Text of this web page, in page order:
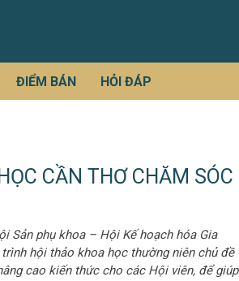
ĐIỂM BÁN HỎI ĐÁP
CẦN THƠ CHĂM SÓC
Sản phụ khoa – Hội Kế hoạch hóa Gia
hội thảo khoa học thường niên chủ đề
cao kiến thức cho các Hội viên, để giúp